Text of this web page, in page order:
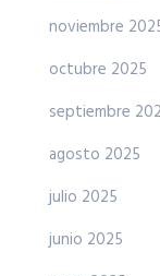
noviembre
octubre 2025
septiembre
agosto 2025
julio 2025
junio 2025